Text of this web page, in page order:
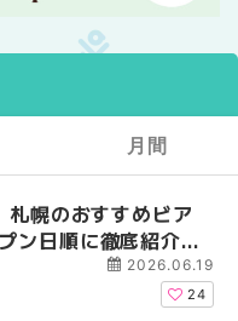
札幌のおすすめビア
ン日順に徹底紹介！
場テラスまで | MouLa
2026.06.19
24
【2026年最新】札幌
ガーデン｜オープン日
大通公園から穴場テ
月間
【2026年最新】札幌
ガーデン｜オープン日
大通公園から穴場テ